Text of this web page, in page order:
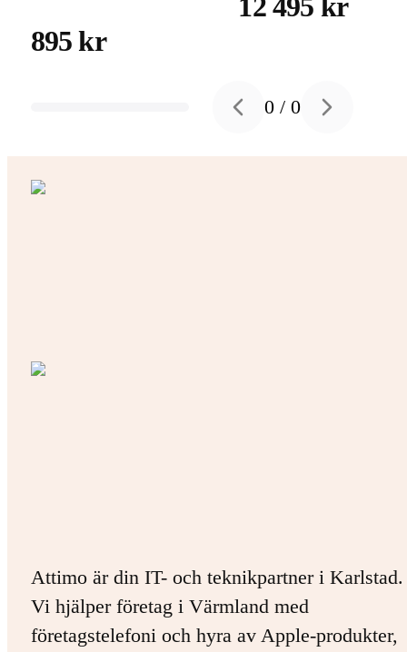
895 kr
Previous slide
0 /0 Next slide
Attimo är din IT- och teknikpartner i Karlstad.
Vi hjälper företag i Värmland med
företagstelefoni och hyra av Apple-produkter,